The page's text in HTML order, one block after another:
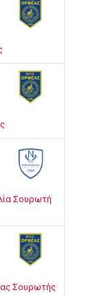
Σουρωτή
Σουρωτής